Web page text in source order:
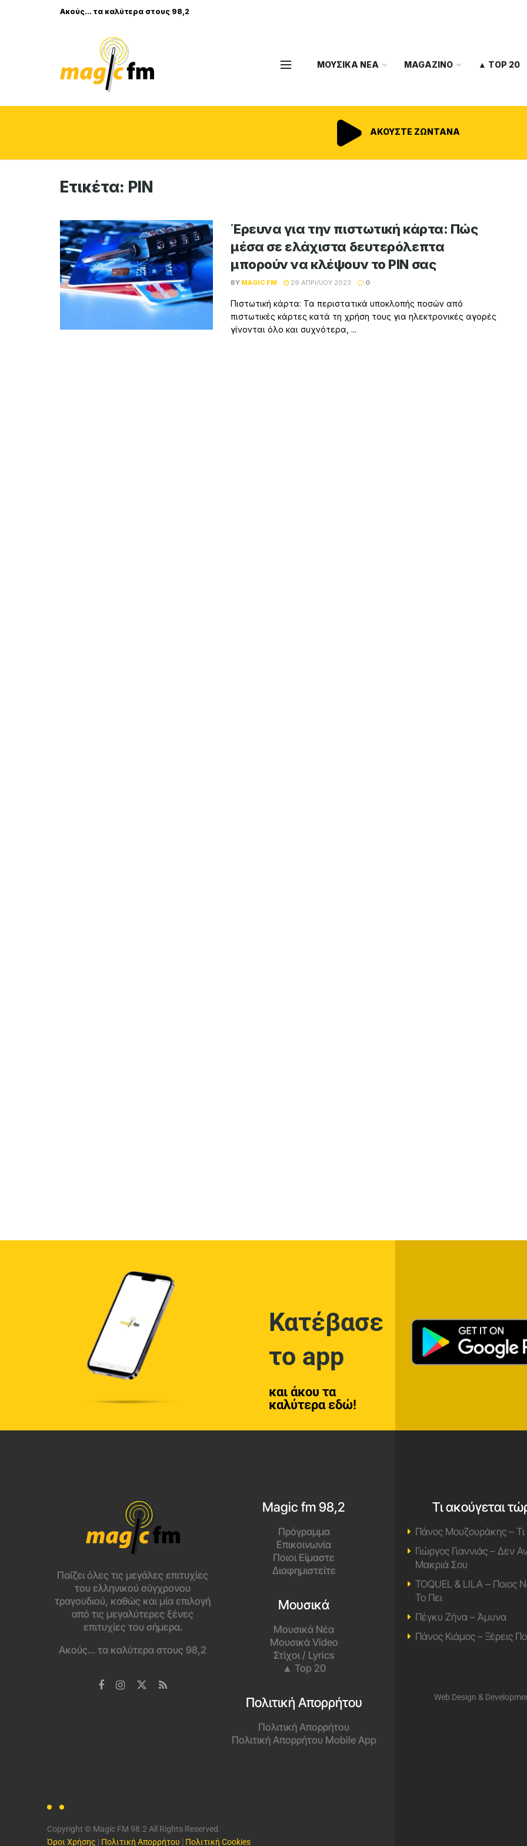
Ακούς... τα καλύτερα στους 98,2
ΜΟΥΣΙΚΑ ΝΕΑ MAGAZINO ▲ TOP 20
ΑΚΟΥΣΤΕ ΖΩΝΤΑΝΑ
Ετικέτα: PIN
Έρευνα για την πιστωτική κάρτα: Πώς
μέσα σε ελάχιστα δευτερόλεπτα
μπορούν να κλέψουν το PIN σας
BY MAGIC FM 29 ΑΠΡΙΛΊΟΥ 2023 0
Πιστωτική κάρτα: Τα περιστατικά υποκλοπής ποσών από
πιστωτικές κάρτες κατά τη χρήση τους για ηλεκτρονικές αγορές
γίνονται όλο και συχνότερα, ...
Κατέβασε
το app
και άκου τα
καλύτερα εδώ!
Παίζει όλες τις μεγάλες επιτυχίες
του ελληνικού σύγχρονου
τραγουδιού, καθώς και μία επιλογή
από τις μεγαλύτερες ξένες
επιτυχίες του σήμερα.
Ακούς… τα καλύτερα στους 98,2
Magic fm 98,2
Πρόγραμμα
Επικοινωνία
Ποιοι Είμαστε
Διαφημιστείτε
Μουσικά
Μουσικά Νέα
Μουσικά Video
Στίχοι / Lyrics
▲ Top 20
Πολιτική Απορρήτου
Πολιτική Απορρήτου
Πολιτική Απορρήτου Mobile App
Copyright © Magic FM 98.2 All Rights Reserved.
Όροι Χρήσης | Πολιτική Απορρήτου | Πολιτική Cookies
Τι ακούγεται
Πάνος Μουζουράκης – Τι
Γιώργος Γιαννιάς – Δεν
Μακριά Σου
TOQUEL & LILA – Ποιος
Το Πει
Πέγκυ Ζήνα – Άμυνα
Πάνος Κιάμος – Ξέρεις
Web Design &